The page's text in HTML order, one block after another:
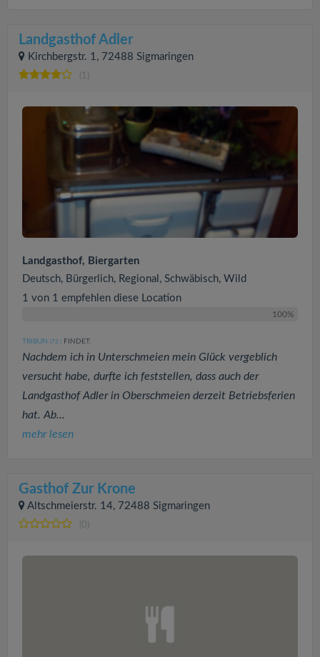
Landgasthof Adler
Kirchbergstr. 1, 72488 Sigmaringen
(1)
Landgasthof, Biergarten
Deutsch, Bürgerlich, Regional, Schwäbisch, Wild
1 von 1 empfehlen diese Location
100%
TRIBUN (72 ) FINDET:
Nachdem ich in Unterschmeien mein Glück vergeblich
versucht habe, durfte ich feststellen, dass auch der
Landgasthof Adler in Oberschmeien derzeit Betriebsferien
hat. Ab...
mehr lesen
Gasthof Zur Krone
Altschmeierstr. 14, 72488 Sigmaringen
(0)